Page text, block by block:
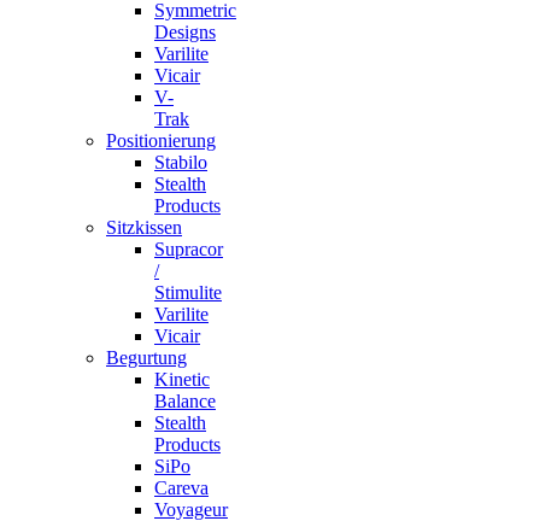
Symmetric
Designs
Varilite
Vicair
V-
Trak
Positionierung
Stabilo
Stealth
Products
Sitzkissen
Supracor
/
Stimulite
Varilite
Vicair
Begurtung
Kinetic
Balance
Stealth
Products
SiPo
Careva
Voyageur